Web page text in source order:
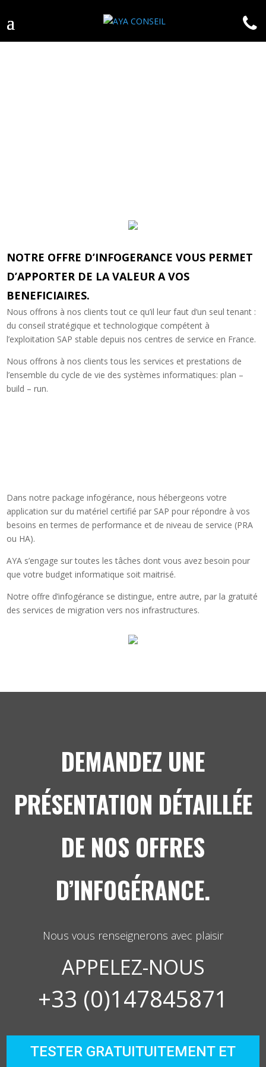
NOTRE OFFRE D’INFOGERANCE VOUS PERMET
D’APPORTER DE LA VALEUR A VOS
BENEFICIAIRES.
Nous offrons à nos clients tout ce qu’il leur faut d’un seul tenant :
du conseil stratégique et technologique compétent à
l’exploitation SAP stable depuis nos centres de service en France.
Nous offrons à nos clients tous les services et prestations de
l’ensemble du cycle de vie des systèmes informatiques: plan –
build – run.
Dans notre package infogérance, nous hébergeons votre
application sur du matériel certifié par SAP pour répondre à vos
besoins en termes de performance et de niveau de service (PRA
ou HA).
AYA s’engage sur toutes les tâches dont vous avez besoin pour
que votre budget informatique soit maitrisé.
Notre offre d’infogérance se distingue, entre autre, par la gratuité
des services de migration vers nos infrastructures.
DEMANDEZ UNE
PRÉSENTATION DÉTAILLÉE
DE NOS OFFRES
D’INFOGÉRANCE.
Nous vous renseignerons avec plaisir
APPELEZ-NOUS
+33 (0)147845871
TESTER GRATUITUITEMENT ET